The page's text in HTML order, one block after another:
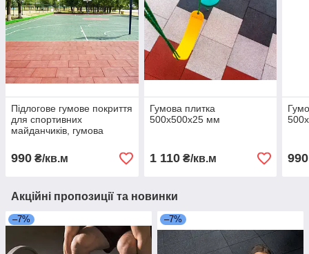
Підлогове гумове покриття
для спортивних
майданчиків, гумова
990 ₴/кв.м
Гумова плитка
500х500х25 мм
1 110₴/кв.м 990
Акційні пропозиції та новинки
–7% –7%